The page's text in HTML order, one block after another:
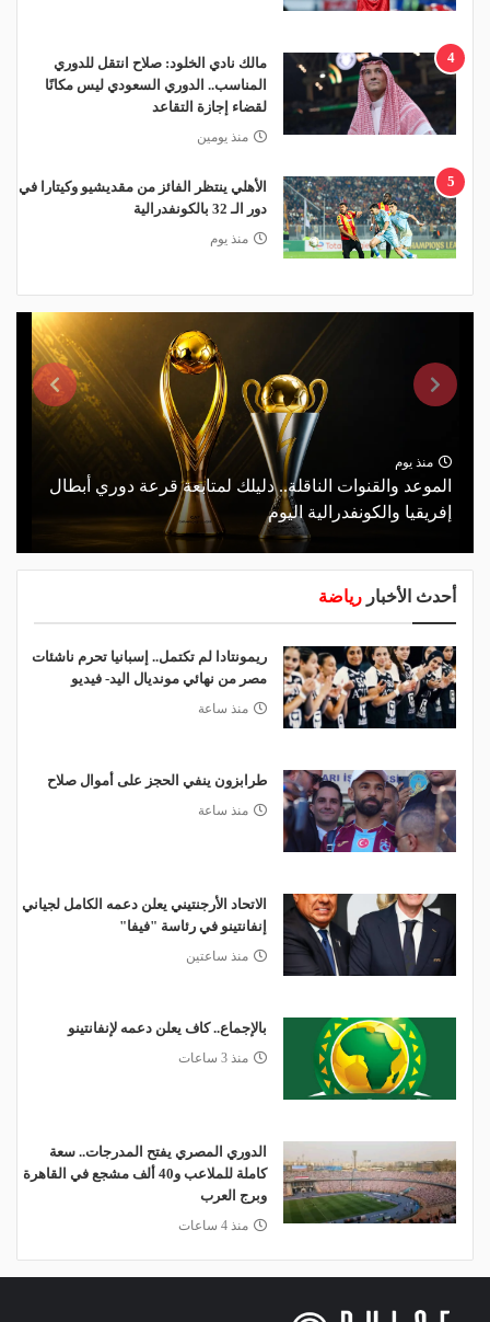
4
مالك نادي الخلود: صلاح انتقل للدوري
المناسب.. الدوري السعودي ليس مكانًا
لقضاء إجازة التقاعد
منذ يومين
5
الأهلي ينتظر الفائز من مقديشيو وكيتارا في
دور الـ 32 بالكونفدرالية
منذ يوم
منذ يوم
الموعد والقنوات الناقلة.. دليلك لمتابعة قرعة دوري أبطال
إفريقيا والكونفدرالية اليوم
أحدث الأخبار رياضة
ريمونتادا لم تكتمل.. إسبانيا تحرم ناشئات
مصر من نهائي مونديال اليد- فيديو
منذ ساعة
طرابزون ينفي الحجز على أموال صلاح
منذ ساعة
الاتحاد الأرجنتيني يعلن دعمه الكامل لجياني
إنفانتينو في رئاسة "فيفا"
منذ ساعتين
بالإجماع.. كاف يعلن دعمه لإنفانتينو
منذ 3 ساعات
الدوري المصري يفتح المدرجات.. سعة
كاملة للملاعب و40 ألف مشجع في القاهرة
وبرج العرب
منذ 4 ساعات